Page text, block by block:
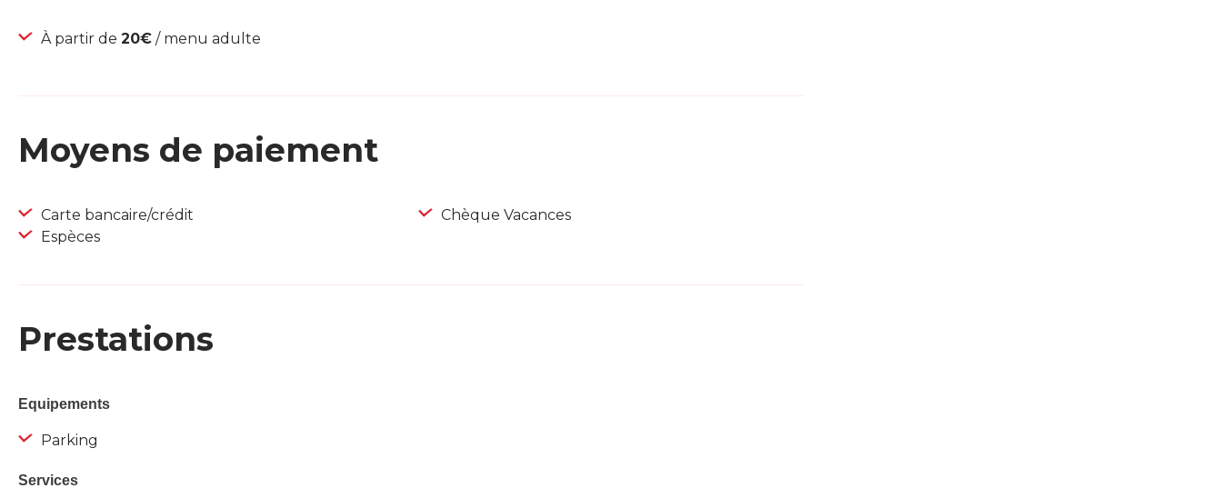
À partir de 20€ / menu adulte
Moyens de paiement
Carte bancaire/crédit
Espèces
Chèque Vacances
Prestations
Equipements
Parking
Services